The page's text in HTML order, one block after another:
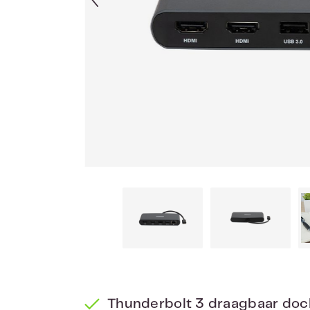
Thunderbolt 3 draagbaar